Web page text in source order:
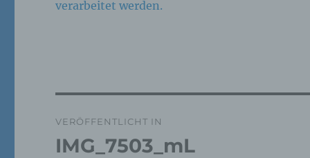
verarbeitet werden.
VERÖFFENTLICHT IN
IMG_7503_mL